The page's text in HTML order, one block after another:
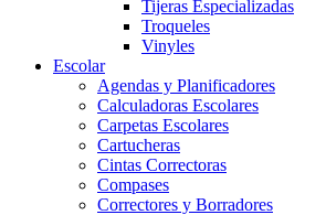
Tijeras Especializadas
Troqueles
Vinyles
Escolar
Agendas y Planificadores
Calculadoras Escolares
Carpetas Escolares
Cartucheras
Cintas Correctoras
Compases
Correctores y Borradores